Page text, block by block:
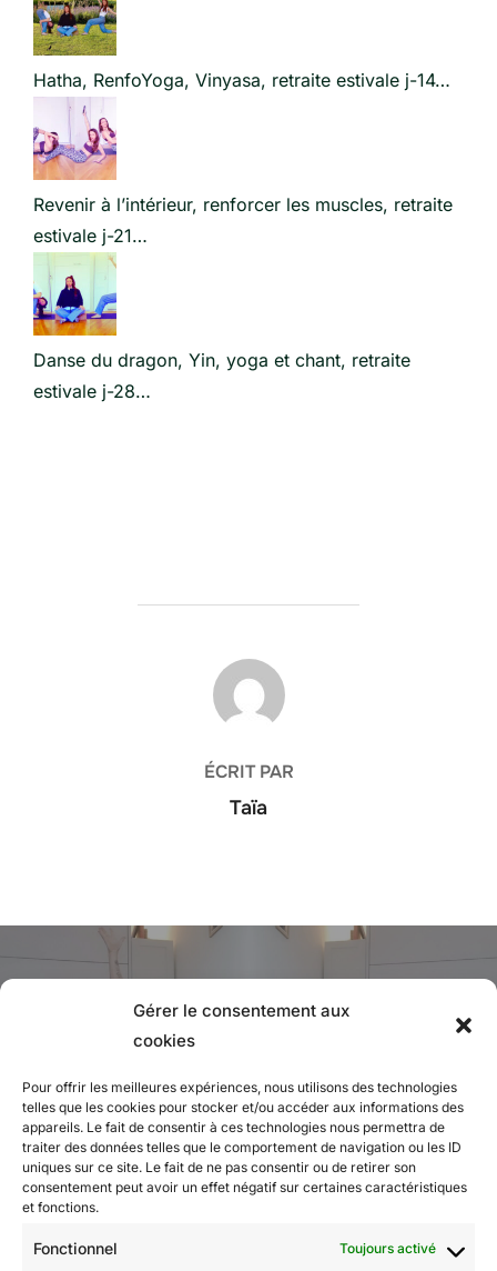
Gérer le consentement aux
cookies
Pour offrir les meilleures expériences, nous utilisons des technologies
telles que les cookies pour stocker et/ou accéder aux informations des
appareils. Le fait de consentir à ces technologies nous permettra de
traiter des données telles que le comportement de navigation ou les ID
uniques sur ce site. Le fait de ne pas consentir ou de retirer son
consentement peut avoir un effet négatif sur certaines caractéristiques
et fonctions.
Fonctionnel Toujours activé
Hatha, RenfoYoga, Vinyasa, retraite estivale j-14…
Revenir à l’intérieur, renforcer les muscles, retraite
estivale j-21…
Danse du dragon, Yin, yoga et chant, retraite
estivale j-28…
AUTEUR DE LA PUBLICATION
ÉCRIT PAR
Taïa
Navigation
de
Programme à Paris, aux Lilas,
retraites hiver en Normandie,
printemps en Suisse, atelier yoga
et massage thaï.